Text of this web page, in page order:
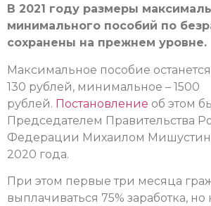
В 2021 году размеры
минимального пособий по
сохранены на прежнем уровне.
Максимальное пособие
130 рублей, минимальное – 1500
рублей. Постановление об этом
Председателем Правительства
Федерации Михаилом
2020 года.
При этом первые три месяца
выплачиваться 75% заработка, но